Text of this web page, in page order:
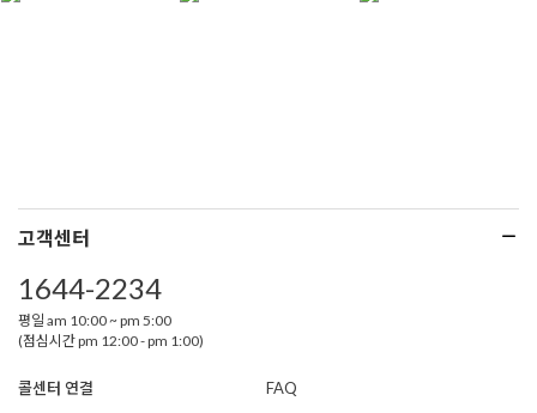
고객센터
1644-2234
평일 am 10:00 ~ pm 5:00
(점심시간 pm 12:00 - pm 1:00)
콜센터 연결
FAQ